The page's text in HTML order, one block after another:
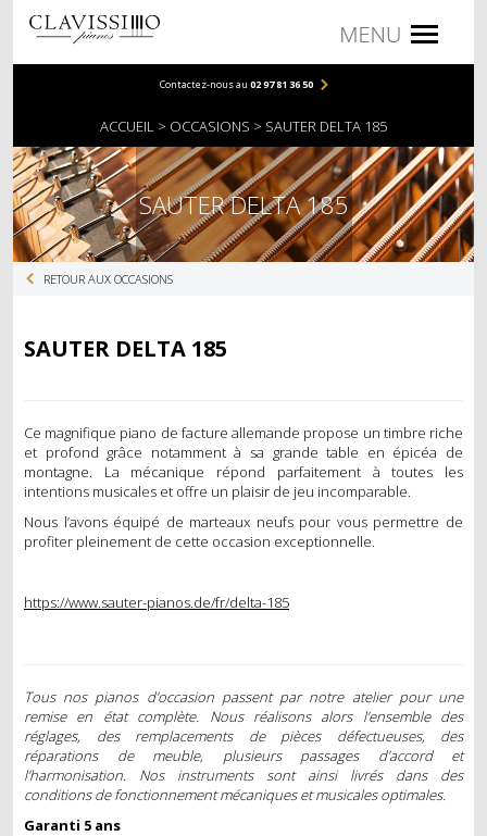
PIANOS
PIANOS À QUEUE
NUMÉRIQUES
ACCESSOIRES
BANQUETTES
MÉTRONOMES
DIVERS
PIANOS DROITS
PIANOS À QUEUE
PIANOS NUMÉRIQUES
Contactez-nous au 02 97 81 36 50
ACCUEIL OCCASIONS SAUTER DELTA 185
SAUTER DELTA 185
RETOUR AUX OCCASIONS
SAUTER DELTA 185
Ce magnifique piano de facture allemande propose un timbre riche
et profond grâce notamment à sa grande table en épicéa de
montagne. La mécanique répond parfaitement à toutes les
intentions musicales et offre un plaisir de jeu incomparable.
Nous l’avons équipé de marteaux neufs pour vous permettre de
profiter pleinement de cette occasion exceptionnelle.
https://www.sauter-pianos.de/fr/delta-185
Tous nos pianos d’occasion passent par notre atelier pour une
remise en état complète. Nous réalisons alors l’ensemble des
réglages, des remplacements de pièces défectueuses, des
réparations de meuble, plusieurs passages d’accord et
l’harmonisation. Nos instruments sont ainsi livrés dans des
conditions de fonctionnement mécaniques et musicales optimales.
Garanti 5 ans